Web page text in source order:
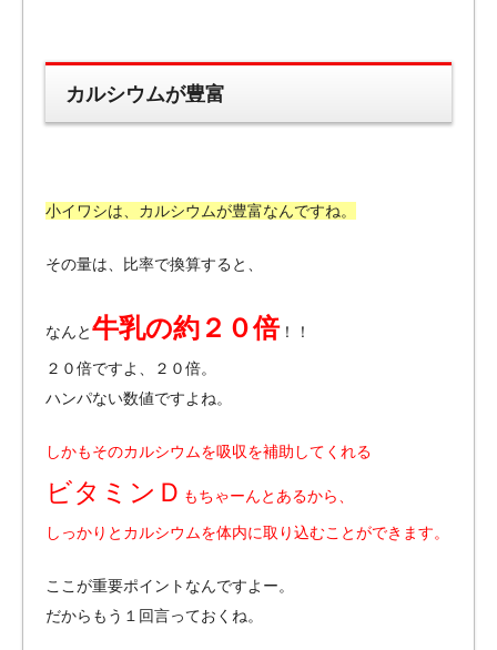
カルシウムが豊富
小イワシは、カルシウムが豊富なんですね。
その量は、比率で換算すると、
なんと牛乳の約２０倍！！
２０倍ですよ、２０倍。
ハンパない数値ですよね。
しかもそのカルシウムを吸収を補助してくれる
ビタミンＤ もちゃーんとあるから、
しっかりとカルシウムを体内に取り込むことができます。
ここが重要ポイントなんですよー。
だからもう１回言っておくね。